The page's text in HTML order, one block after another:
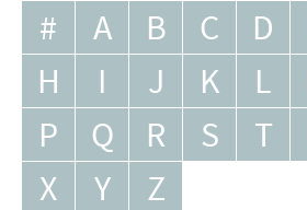
# A B C D
H
I J K L
P
Q R S T
X
Y Z